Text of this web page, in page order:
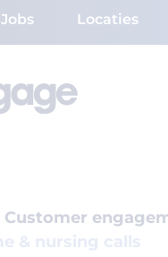
Jobs Locaties
Customer